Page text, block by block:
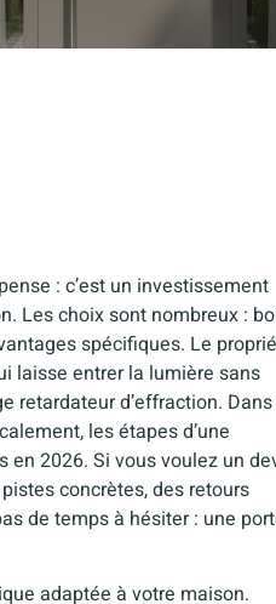
: c’est un investissement
Les choix sont nombreux :
spécifiques. Le
laisse entrer la lumière sans
retardateur d’effraction.
les étapes d’une
en 2026. Si vous voulez un
concrètes, des retours
de temps à hésiter : une
adaptée à votre maison.